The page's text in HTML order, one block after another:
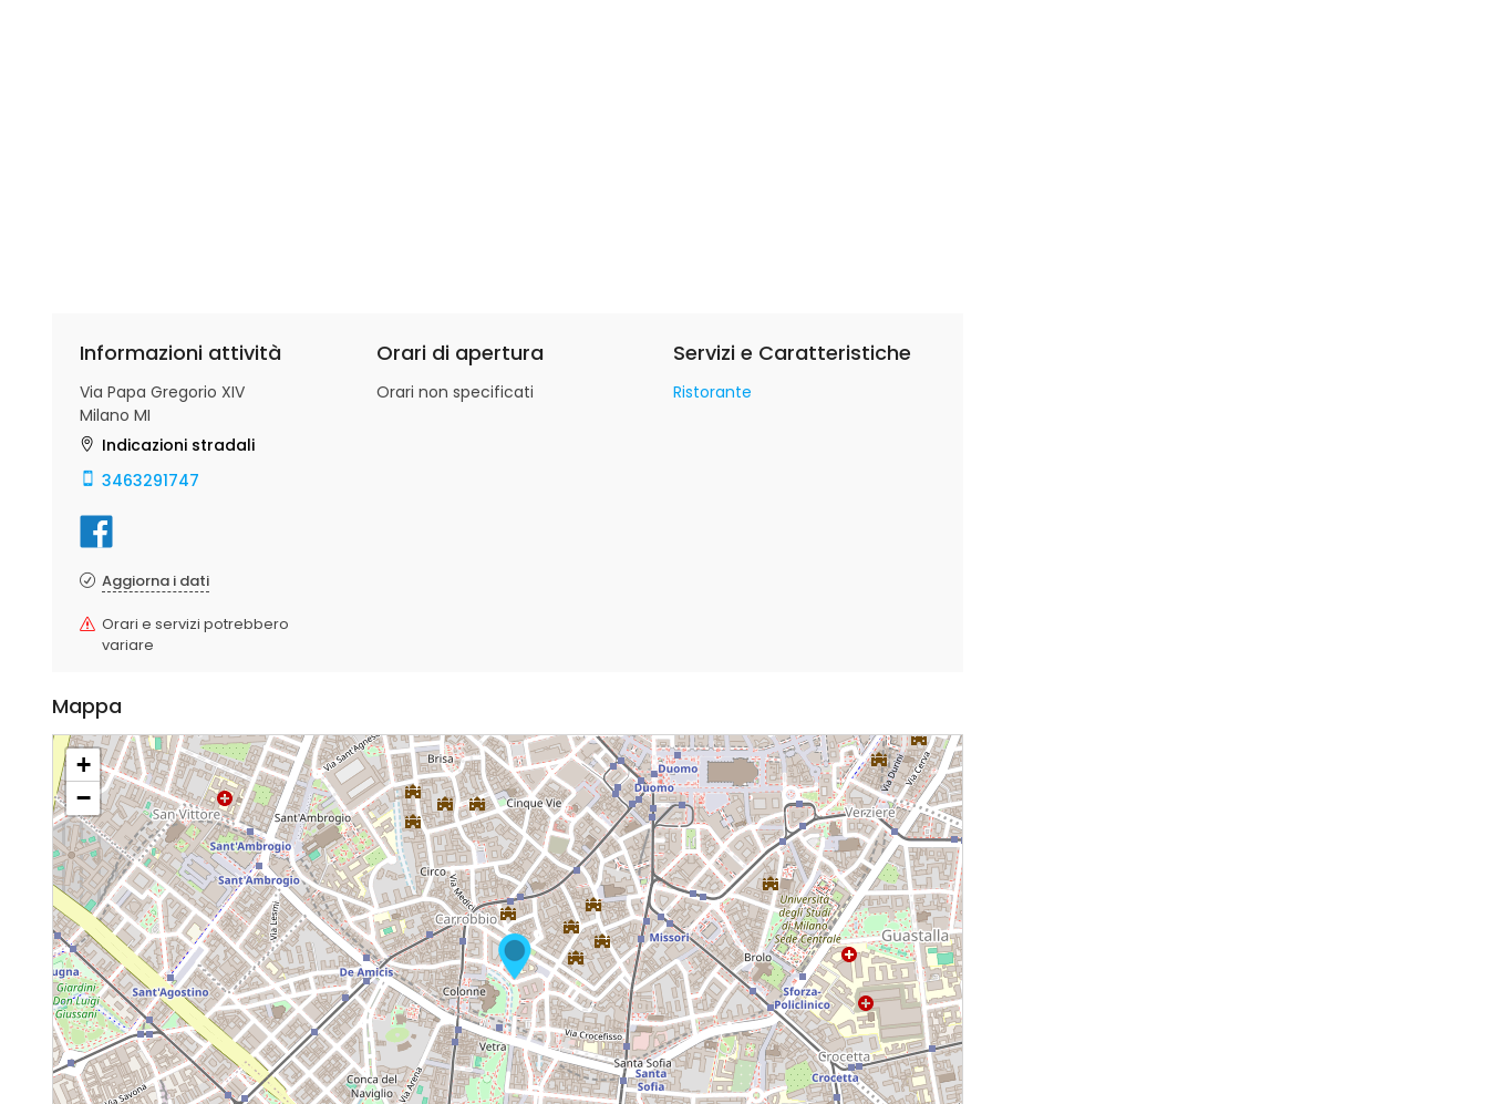
Informazioni attività
Via Papa Gregorio XIV
Milano MI
Indicazioni stradali
3463291747
Aggiorna i dati
Orari e servizi potrebbero
variare
Orari di apertura
Orari non specificati
Servizi e Caratteristiche
Ristorante
Mappa
+
−